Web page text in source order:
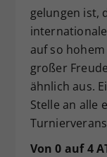
gelungen ist,
auf so
großer
ähnlich aus.
Stelle an alle
Von 0 auf 4